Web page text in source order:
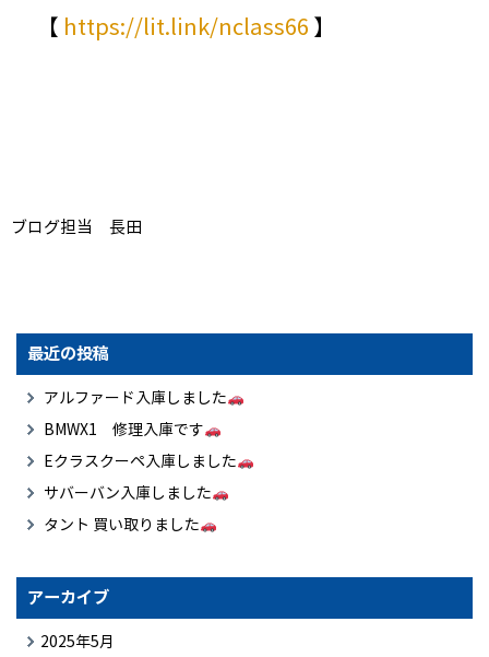
【 https://lit.link/nclass66 】
ブログ担当 長田
最近の投稿
アルファード入庫しました
BMWX1 修理入庫です
Eクラスクーペ入庫しました
サバーバン入庫しました
タント 買い取りました
アーカイブ
2025年5月